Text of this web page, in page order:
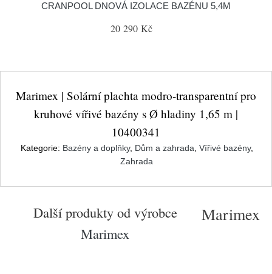
CRANPOOL DNOVÁ IZOLACE BAZÉNU 5,4M
20 290 Kč
Marimex | Solární plachta modro-transparentní pro
kruhové vířivé bazény s Ø hladiny 1,65 m |
10400341
Kategorie: Bazény a doplňky, Dům a zahrada Vířivé bazény,
Zahrada
Další produkty od výrobce
Marimex
Marimex